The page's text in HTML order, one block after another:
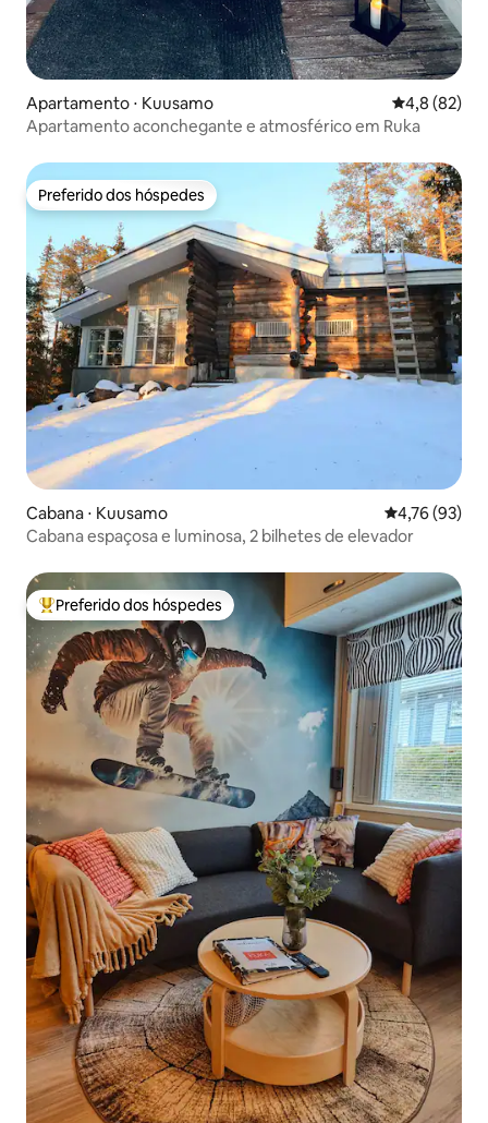
Apartamento ⋅ Kuusamo 4,8 de uma
4,8 (82)
Apartamento aconchegante e atmosférico em Ruka
Preferido dos hóspedes
Preferido dos hóspedes
Cabana ⋅ Kuusamo 4,76 de uma
4,76 (93)
Cabana espaçosa e luminosa, 2 bilhetes de elevador
Entre os melhores preferidos dos hóspedes
Preferido dos hóspedes